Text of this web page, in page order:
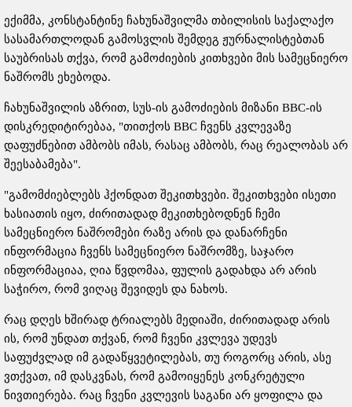
ექიმმა, კონსტანტინე ჩახუნაშვილმა თბილისის საქალაქო
სასამართლოდან გამოსვლის შემდეგ ჟურნალისტებთან
საუბრისას თქვა, რომ გამოძიების კითხვები მის სამეცნიერო
ნაშრომს ეხებოდა.
ჩახუნაშვილის აზრით, სუს-ის გამოძიების მიზანი BBC-ის
დისკრედიტირებაა, "თითქოს BBC ჩვენს კვლევაზე
დაფუძნებით ამბობს იმას, რასაც ამბობს, რაც რეალობას არ
შეესაბამება".
"გამომძიებლებს ჰქონდათ შეკითხვები. შეკითხვები ისეთი
ხასიათის იყო, ძირითადად მეკითხებოდნენ ჩემი
სამეცნიერო ნაშრომები რაზე არის და დანარჩენი
ინფორმაცია ჩვენს სამეცნიერო ნაშრომზე, საჯარო
ინფორმაციაა, ღია წვდომაა, ფულის გადახდა არ არის
საჭირო, რომ ვიღაც შევიდეს და ნახოს.
რაც დღეს ხშირად ტრიალებს მედიაში, ძირითადად არის
ის, რომ უნდათ თქვან, რომ ჩვენი კვლევა უდევს
საფუძვლად იმ გადაწყვეტილებას, თუ როგორც არის, ასე
ვთქვათ, იმ დასკვნას, რომ გამოიყენეს კონკრეტული
ნივთიერება. რაც ჩვენი კვლევის საგანი არ ყოფილა და